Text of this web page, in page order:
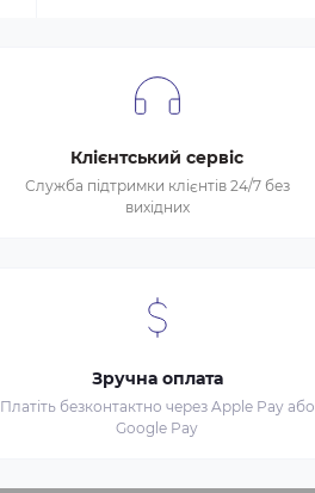
Клієнтський сервіс
Служба підтримки клієнтів 24/7 без
вихідних
Зручна оплата
Платіть безконтактно через Apple Pay або
Google Pay